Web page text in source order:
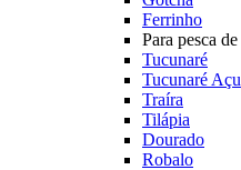
Ferrinho
Para pesca de
Tucunaré
Tucunaré Açu
Traíra
Tilápia
Dourado
Robalo